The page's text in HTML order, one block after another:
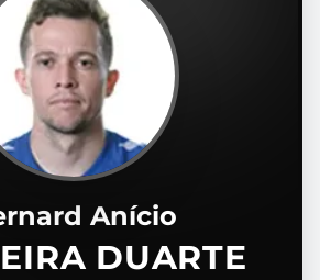
Anício
DUARTE